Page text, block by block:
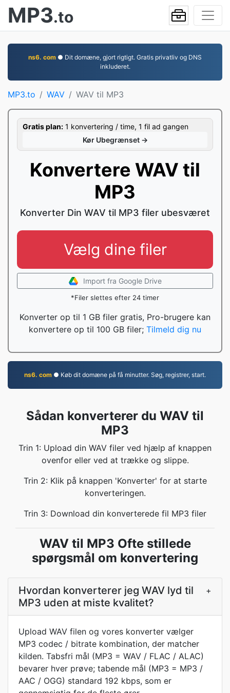
MP3.to
ns6. com ● Dit domæne, gjort rigtigt. Gratis privatliv og DNS
inkluderet.
MP3.to WAV WAV til MP3
Gratis plan: 1 konvertering / time, 1 fil ad gangen
Kør Ubegrænset →
Konvertere WAV til
MP3
Konverter Din WAV til MP3 filer ubesværet
Vælg dine filer
Import fra Google Drive
*Filer slettes efter 24 timer
Konverter op til 1 GB filer gratis, Pro-brugere kan
konvertere op til 100 GB filer; Tilmeld dig nu
ns6. com ● Køb dit domæne på få minutter. Søg, registrer, start.
Sådan konverterer du WAV til
MP3
Trin 1: Upload din WAV filer ved hjælp af knappen
ovenfor eller ved at trække og slippe.
Trin 2: Klik på knappen 'Konverter' for at starte
konverteringen.
Trin 3: Download din konverterede fil MP3 filer
WAV til MP3 Ofte stillede
spørgsmål om konvertering
Hvordan konverterer jeg WAV lyd til
MP3 uden at miste kvalitet?
+
Upload WAV filen og vores konverter vælger
MP3 codec / bitrate kombination, der matcher
kilden. Tabsfri mål (MP3 = WAV / FLAC / ALAC)
bevarer hver prøve; tabende mål (MP3 = MP3 /
AAC / OGG) standard 192 kbps, som er